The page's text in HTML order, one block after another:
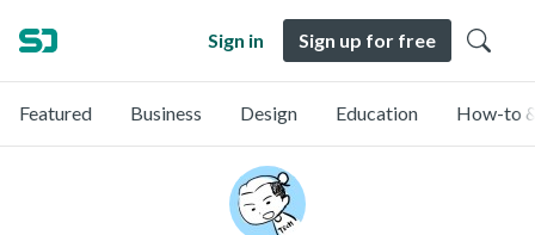
Sign in Sign up for free
Featured Business Design Education How-to